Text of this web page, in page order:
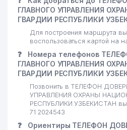
ГЛАВНОГО УПРАВЛЕНИЯ
ГВАРДИИ РЕСПУБЛИКИ
Для построения маршрута
воспользоваться картой на
❓
Номера телефонов
ГЛАВНОГО УПРАВЛЕНИЯ
ГВАРДИИ РЕСПУБЛИКИ
Позвонить в ТЕЛЕФОН
УПРАВЛЕНИЯ ОХРАНЫ
РЕСПУБЛИКИ УЗБЕКИСТАН
71 2024543
❓
Ориентиры ТЕЛЕФОН